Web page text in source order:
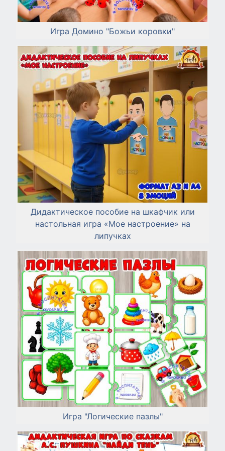
Игра Домино "Божьи коровки"
Дидактическое пособие на шкафчик или
настольная игра «Мое настроение» на
липучках
Игра "Логические пазлы"